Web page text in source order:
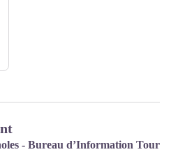
- Bureau d’Information